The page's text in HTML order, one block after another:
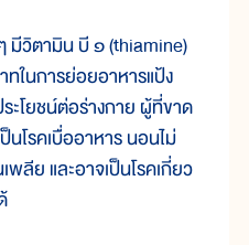
ตามิน บี ๑ (thiamine)
ในการย่อยอาหารแป้ง
ะโยชน์ต่อร่างกาย ผู้ที่ขาด
นโรคเบื่ออาหาร นอนไม่
ลีย และอาจเป็นโรคเกี่ยว